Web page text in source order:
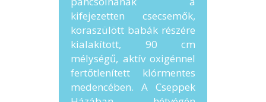
kifejezetten csecsemők,
koraszülött babák részére
kialakított, 90 cm
mélységű, aktív oxigénnel
fertőtlenített klórmentes
medencében. A Cseppek